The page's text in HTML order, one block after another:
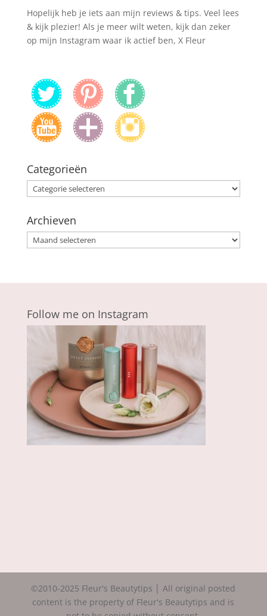
Hopelijk heb je iets aan mijn reviews & tips. Veel lees
& kijk plezier! Als je meer wilt weten, kijk dan zeker
op mijn Instagram waar ik actief ben, X Fleur
Categorieën
Categorieën
Archieven
Archieven
Follow me on Instagram
©2010-2025 Fleur's Beautytips │ All original posted
content is the property of Fleur's Beautytips and is